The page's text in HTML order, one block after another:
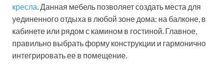
кресла. Данная мебель позволяет создать места для
уединенного отдыха в любой зоне дома: на балконе, в
кабинете или рядом с камином в гостиной. Главное,
правильно выбрать форму конструкции и гармонично
интегрировать ее в помещение.